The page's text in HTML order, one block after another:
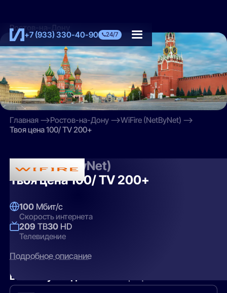
+7 (933) 330-40-90 24/7
Ростов-на-Дону
Главная Ростов-на-Дону
WiFire (NetByNet)
Твоя цена 100/ TV 200+
WiFire (NetByNet)
Твоя цена 100/ TV 200+
100 Мбит/с
Скорость интернета
209 ТВ30 HD
Телевидение
Подробное описание
Вам могут подойти